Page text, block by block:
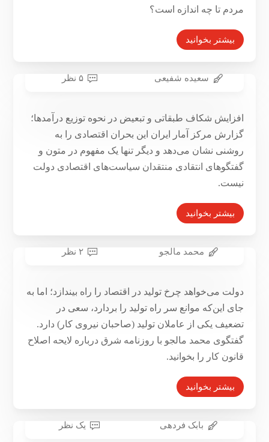
مردم تا چه اندازه است؟
بیشتر بخوانید
۱۹ مهر ۱۳۹۵
سعیده شفیعی ۵ نظر
افزایش شکاف طبقاتی و تبعیض در نحوه توزیع درآمدها؛
گزارش مرکز آمار ایران این بحران اقتصادی را به
روشنی نشان می‌دهد و دیگر تنها یک مفهوم در متون و
گفتگوهای انتقادی منتقدان سیاست‌های اقتصادی دولت
نیست.
بیشتر بخوانید
۲۹ شهریور ۱۳۹۵
محمد مالجو ۲ نظر
دولت می‌خواهد چرخ تولید در اقتصاد را راه بیندازد؛ اما به
جای این‌که موانع سر راه تولید را بردارد، سعی در
تضعیف یکی از عاملان تولید (صاحبان نیروی کار) دارد.
گفتگوی محمد مالجو با روزنامه شرق درباره لایحه اصلاح
قانون کار را بخوانید.
بیشتر بخوانید
بابک فردهی یک نظر